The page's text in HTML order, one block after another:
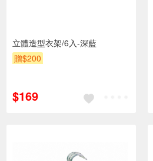
立體造型衣架/6入-深藍
贈$200
$169